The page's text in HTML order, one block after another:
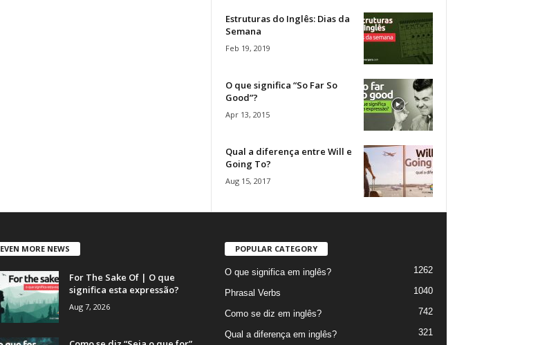
Estruturas do Inglês: Dias da
Semana
Feb 19, 2019
O que significa “So Far So
Good”?
Apr 13, 2015
Qual a diferença entre Will e
Going To?
Aug 15, 2017
EVEN MORE NEWS
For The Sake Of | O que
significa esta expressão?
Aug 7, 2026
POPULAR CATEGORY
O que significa em inglês? 1262
Phrasal Verbs 1040
Como se diz em inglês? 742
Qual a diferença em inglês? 321